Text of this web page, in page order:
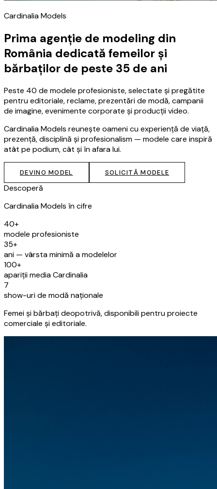
Cardinalia Models
Prima agenție de modeling din
România dedicată femeilor și
bărbaților de peste 35 de ani
Peste 40 de modele profesioniste, selectate și pregătite
pentru editoriale, reclame, prezentări de modă, campanii
de imagine, evenimente corporate și producții video.
Cardinalia Models reunește oameni cu experiență de viață,
prezență, disciplină și profesionalism — modele care inspiră
atât pe podium, cât și în afara lui.
DEVINO MODEL SOLICITĂ MODELE
Descoperă
Cardinalia Models în cifre
40+
modele profesioniste
35+
ani — vârsta minimă a modelelor
100+
apariții media Cardinalia
7
show-uri de modă naționale
Femei și bărbați deopotrivă, disponibili pentru proiecte
comerciale și editoriale.